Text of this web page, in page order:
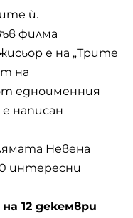
ѝ.
филма
е на „Трите
на
едноименния
написан
Невена
интересни
12 декември